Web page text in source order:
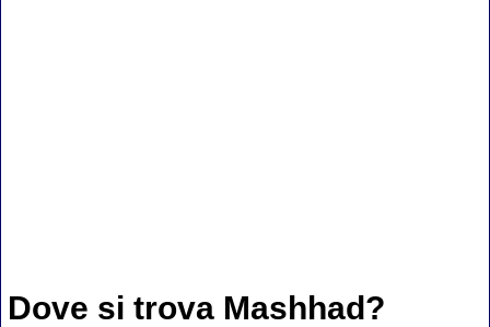
Dove si trova Mashhad?